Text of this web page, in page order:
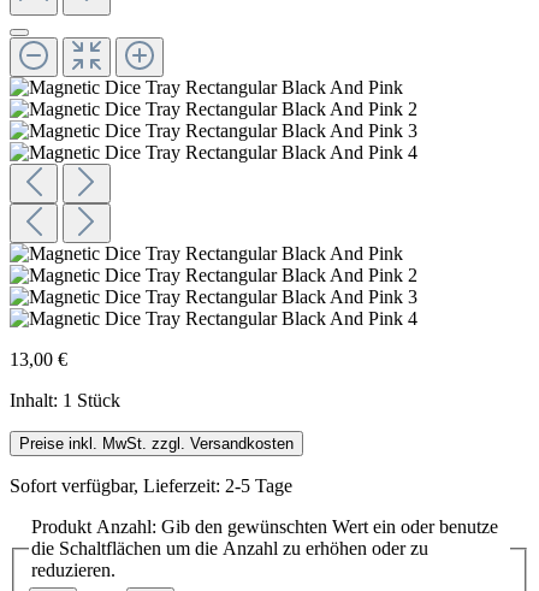
13,00 €
Inhalt: 1 Stück
Preise inkl. MwSt. zzgl. Versandkosten
Sofort verfügbar, Lieferzeit: 2-5 Tage
Produkt Anzahl: Gib den gewünschten Wert ein oder benutze
die Schaltflächen um die Anzahl zu erhöhen oder zu
reduzieren.